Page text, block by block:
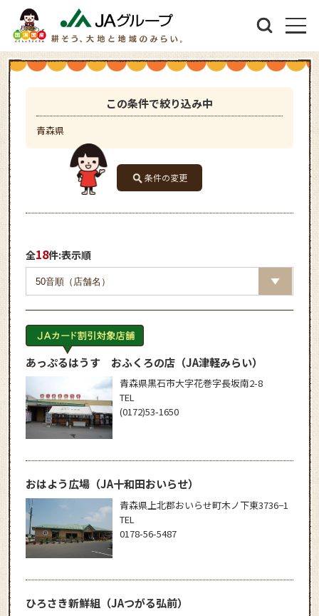
この条件で絞り込み中
青森県
条件の変更
全18件:表示順
あっぷるはうす おふくろの店（JA津軽みらい）
青森県黒石市大字花巻字長坂南2-8
TEL
(0172)53-1650
おはよう広場（JA十和田おいらせ）
青森県上北郡おいらせ町木ノ下東3736−1
TEL
0178-56-5487
ひろさき新鮮組 （JAつがる弘前）